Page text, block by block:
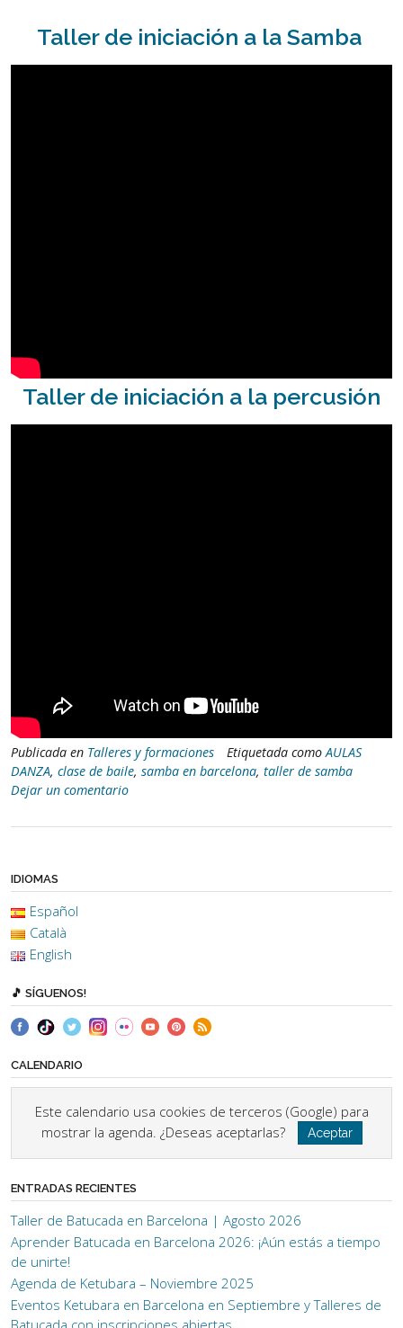
Taller de iniciación a la Samba
Taller de iniciación a la percusión
Publicada en Talleres y formaciones Etiquetada comoAULAS
DANZA, clase de baile, samba en barcelona, taller de samba
Dejar un comentario
IDIOMAS
Español
Català
English
🎵 SÍGUENOS!
CALENDARIO
Este calendario usa cookies de terceros (Google) para
mostrar la agenda. ¿Deseas aceptarlas?
Aceptar
ENTRADAS RECIENTES
Taller de Batucada en Barcelona | Agosto 2026
Aprender Batucada en Barcelona 2026: ¡Aún estás a tiempo
de unirte!
Agenda de Ketubara – Noviembre 2025
Eventos Ketubara en Barcelona en Septiembre y Talleres de